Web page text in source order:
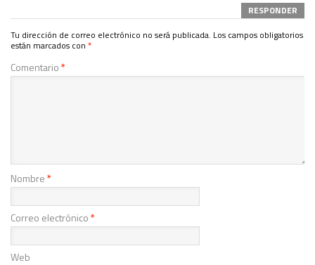
RESPONDER
Tu dirección de correo electrónico no será publicada. Los campos obligatorios
están marcados con *
Comentario*
Nombre*
Correo electrónico*
Web